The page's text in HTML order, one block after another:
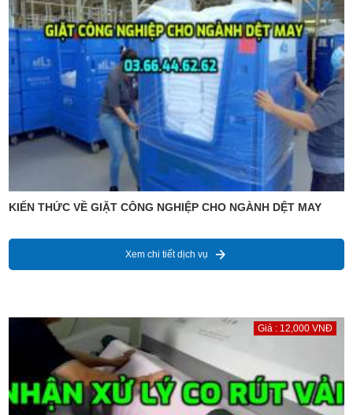
KIẾN THỨC VỀ GIẶT CÔNG NGHIỆP CHO NGÀNH DỆT MAY
Xem chi tiết dịch vụ
Giá : 12,000 VNĐ